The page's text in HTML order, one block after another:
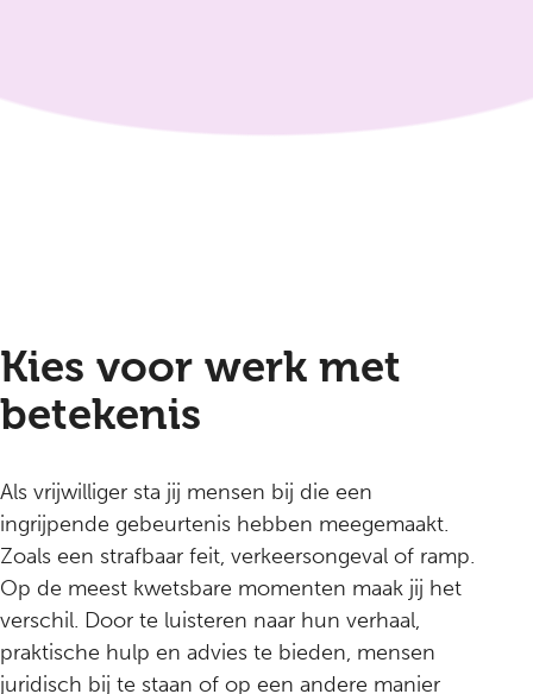
Kies voor werk met
betekenis
Als vrijwilliger sta jij mensen bij die een
ingrijpende gebeurtenis hebben meegemaakt.
Zoals een strafbaar feit, verkeersongeval of ramp.
Op de meest kwetsbare momenten maak jij het
verschil. Door te luisteren naar hun verhaal,
praktische hulp en advies te bieden, mensen
juridisch bij te staan of op een andere manier